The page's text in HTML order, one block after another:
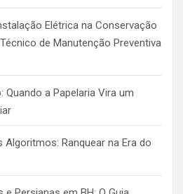
Elétrica na Conservação
de Manutenção Preventiva
a Papelaria Vira um
Algoritmos: Ranquear na Era do